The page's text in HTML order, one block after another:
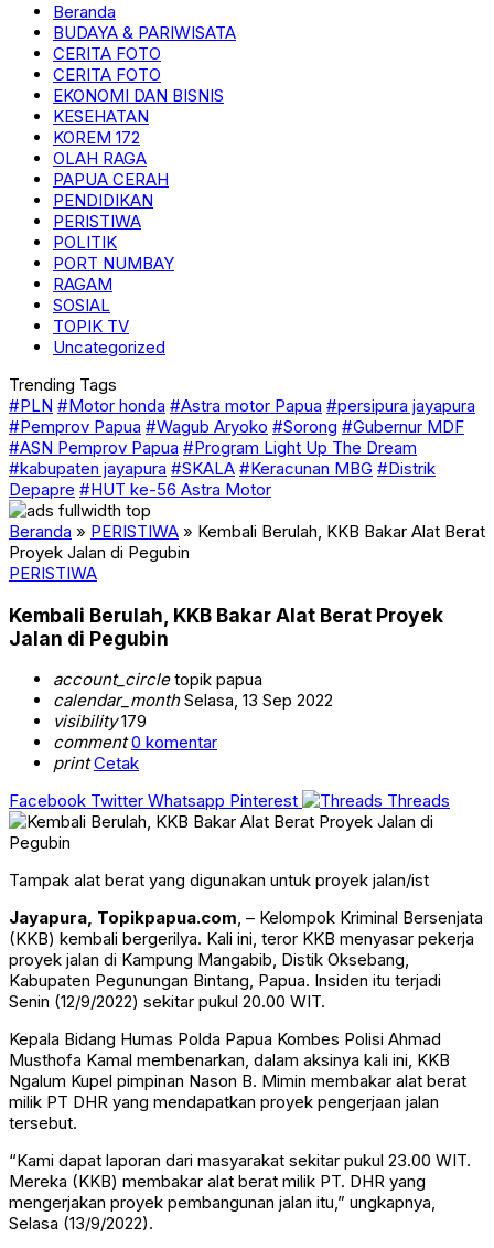
Beranda
BUDAYA & PARIWISATA
CERITA FOTO
CERITA FOTO
EKONOMI DAN BISNIS
KESEHATAN
KOREM 172
OLAH RAGA
PAPUA CERAH
PENDIDIKAN
PERISTIWA
POLITIK
PORT NUMBAY
RAGAM
SOSIAL
TOPIK TV
Uncategorized
Trending Tags
#PLN #Motor honda #Astra motor Papua #persipura jayapura
#Pemprov Papua #Wagub Aryoko #Sorong #Gubernur MDF
#ASN Pemprov Papua #Program Light Up The Dream
#kabupaten jayapura #SKALA #Keracunan MBG #Distrik
Depapre #HUT ke-56 Astra Motor
Beranda » PERISTIWA » Kembali Berulah, KKB Bakar Alat Berat
Proyek Jalan di Pegubin
PERISTIWA
Kembali Berulah, KKB Bakar Alat Berat Proyek
Jalan di Pegubin
account_circletopik papua
calendar_monthSelasa, 13 Sep 2022
visibility179
comment 0 komentar
print Cetak
Facebook Twitter Whatsapp Pinterest Threads
Tampak alat berat yang digunakan untuk proyek jalan/ist
Jayapura, Topikpapua.com, – Kelompok Kriminal Bersenjata
(KKB) kembali bergerilya. Kali ini, teror KKB menyasar pekerja
proyek jalan di Kampung Mangabib, Distik Oksebang,
Kabupaten Pegunungan Bintang, Papua. Insiden itu terjadi
Senin (12/9/2022) sekitar pukul 20.00 WIT.
Kepala Bidang Humas Polda Papua Kombes Polisi Ahmad
Musthofa Kamal membenarkan, dalam aksinya kali ini, KKB
Ngalum Kupel pimpinan Nason B. Mimin membakar alat berat
milik PT DHR yang mendapatkan proyek pengerjaan jalan
tersebut.
“Kami dapat laporan dari masyarakat sekitar pukul 23.00 WIT.
Mereka (KKB) membakar alat berat milik PT. DHR yang
mengerjakan proyek pembangunan jalan itu,” ungkapnya,
Selasa (13/9/2022).